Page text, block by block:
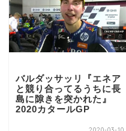
バルダッサッリ『エネア
と競り合ってるうちに長
島に隙きを突かれた』
2020カタールGP